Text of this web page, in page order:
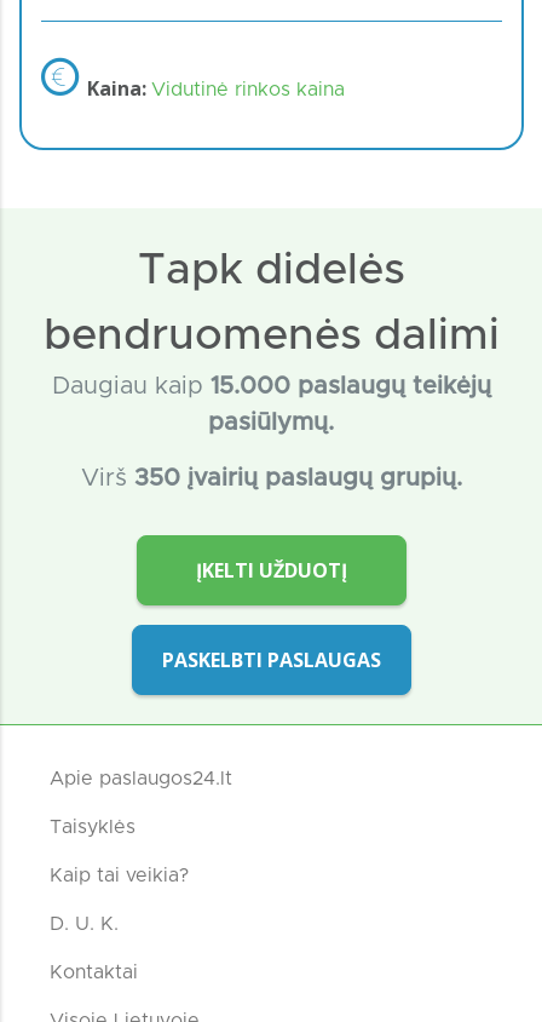
Kaina: Vidutinė rinkos kaina
Tapk didelės
bendruomenės dalimi
Daugiau kaip 15.000 paslaugų teikėjų
pasiūlymų.
Virš 350 įvairių paslaugų grupių.
ĮKELTI UŽDUOTĮ
PASKELBTI PASLAUGAS
Apie paslaugos24.lt
Taisyklės
Kaip tai veikia?
D. U. K.
Kontaktai